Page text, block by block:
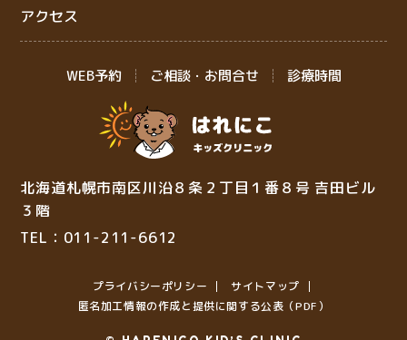
アクセス
WEB予約 ご相談・お問合せ 診療時間
北海道札幌市南区川沿８条２丁目１番８号 吉田ビル
３階
TEL：011-211-6612
プライバシーポリシー
サイトマップ
匿名加⼯情報の作成と提供に関する公表（PDF）